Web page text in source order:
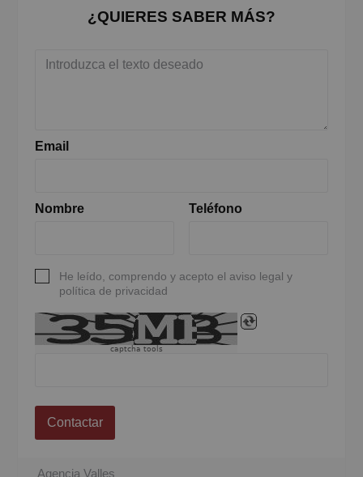
¿QUIERES SABER MÁS?
Email
Nombre Teléfono
He leído, comprendo y acepto el aviso legal y
política de privacidad
captcha tools
Contactar
Agencia Valles